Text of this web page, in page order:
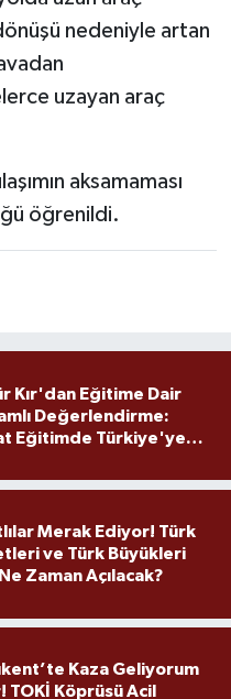
nedeniyle artan
uzayan araç
aksamaması
öğrenildi.
Kır'dan Eğitime Dair
Değerlendirme:
Eğitimde Türkiye'ye
Merak Ediyor! Türk
ve Türk Büyükleri
Ne Zaman Açılacak?
Kaza Geliyorum
TOKİ Köprüsü Acil